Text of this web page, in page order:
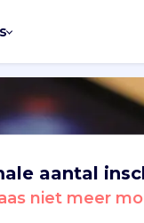
aantal
niet meer